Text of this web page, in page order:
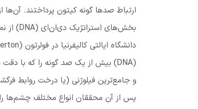
ارتباط صدها گونه کیتون پرداختند. آن‌ها
بخش‌های استراتژیک دی‌ان‌ای (DNA) از
دانشگاه ایالتی کالیفرنیا در فولرتون (
(DNA) بیش از یک صد گونه را که با دقت
و جامع‌ترین فیلوژنی (یا درخت روابط
پس از آن محققان انواع مختلف چشم‌ها را